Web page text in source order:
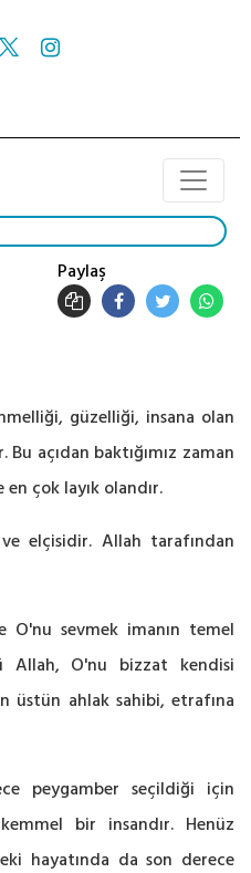
Paylaş
güzelliği, insana olan
açıdan baktığımız zaman
çok layık olandır.
elçisidir. Allah tarafından
O'nu sevmek imanın temel
Allah, O'nu bizzat kendisi
üstün ahlak sahibi, etrafına
peygamber seçildiği için
bir insandır. Henüz
hayatında da son derece